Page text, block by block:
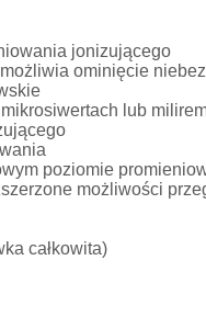
jonizującego
ominięcie
lub
poziomie
możliwości
całkowita)